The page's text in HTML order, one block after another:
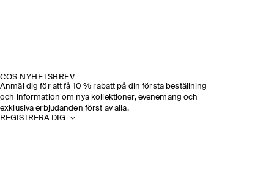
COS NYHETSBREV
Anmäl dig för att få 10 % rabatt på din första beställning
och information om nya kollektioner, evenemang och
exklusiva erbjudanden först av alla.
REGISTRERA DIG